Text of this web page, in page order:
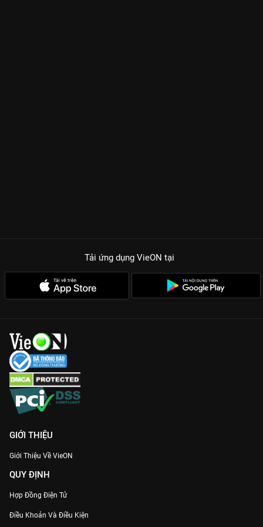
Tải ứng dụng VieON tại
GIỚI THIỆU
Giới Thiệu Về VieON
QUY ĐỊNH
Hợp Đồng Điện Tử
Điều Khoản Và Điều Kiện